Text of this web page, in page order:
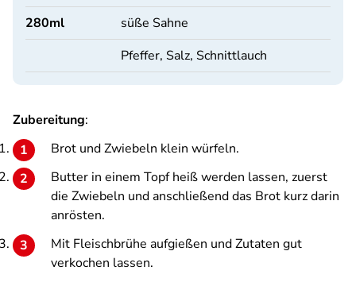
280ml
süße Sahne
Pfeffer, Salz, Schnittlauch
Zubereitung:
Brot und Zwiebeln klein würfeln.
Butter in einem Topf heiß werden lassen, zuerst
die Zwiebeln und anschließend das Brot kurz darin
anrösten.
Mit Fleischbrühe aufgießen und Zutaten gut
verkochen lassen.